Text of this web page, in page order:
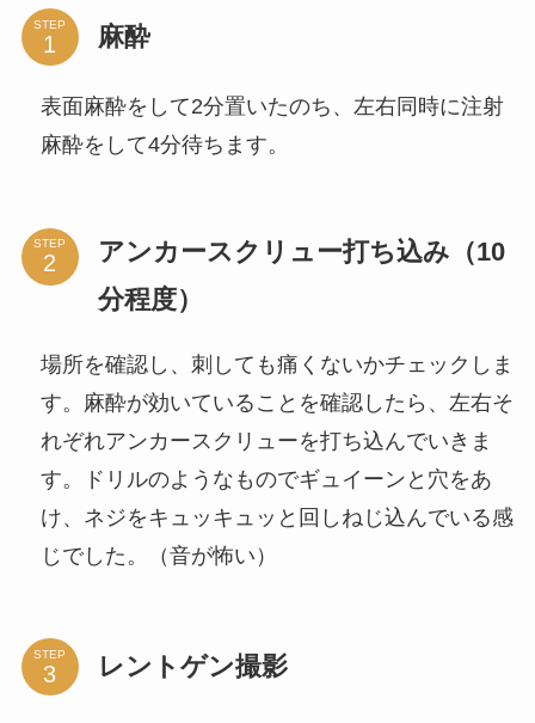
STEP 麻酔
表面麻酔をして2分置いたのち、左右同時に注射
麻酔をして4分待ちます。
STEP
アンカースクリュー打ち込み（10
分程度）
場所を確認し、刺しても痛くないかチェックしま
す。麻酔が効いていることを確認したら、左右そ
れぞれアンカースクリューを打ち込んでいきま
す。ドリルのようなものでギュイーンと穴をあ
け、ネジをキュッキュッと回しねじ込んでいる感
じでした。（音が怖い）
STEP レントゲン撮影